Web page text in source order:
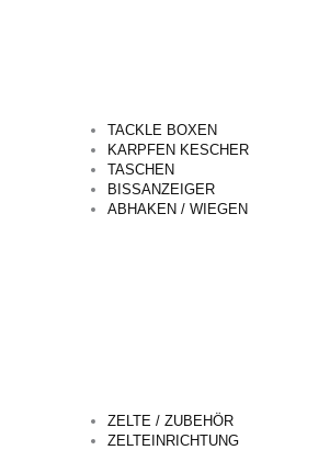
TACKLE BOXEN
KARPFEN KESCHER
TASCHEN
BISSANZEIGER
ABHAKEN / WIEGEN
ZELTE / ZUBEHÖR
ZELTEINRICHTUNG